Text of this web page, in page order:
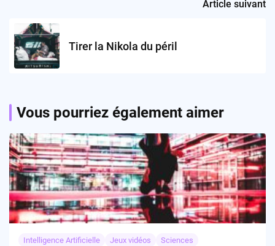
Article suivant
Tirer la Nikola du péril
Vous pourriez également aimer
Intelligence Artificielle Jeux vidéos Sciences